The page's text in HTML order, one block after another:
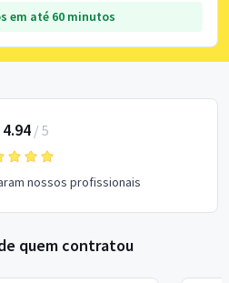
em até 60 minutos
4.94/ 5
nossos profissionais
quem contratou